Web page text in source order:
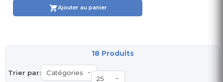
Ajouter au panier
Trier par:
18 Produits